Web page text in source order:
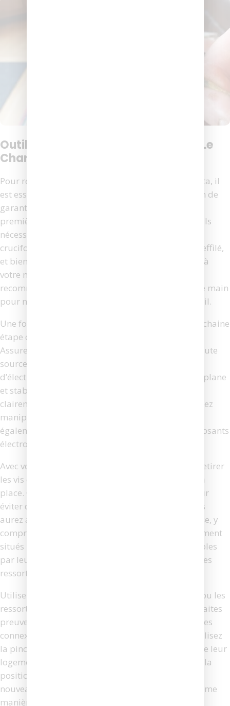
Outils Nécessaires Pour Remplacer Le
Charbon De Votre Visseuse Makita
Pour remplacer le charbon de votre visseuse Makita, il
est essentiel de disposer des outils appropriés afin de
garantir une intervention efficace et sécurisée. La
première étape consiste à rassembler tous les outils
nécessaires. Vous aurez besoin d’un tournevis
cruciforme, d’un tournevis plat, d’une pince à bec effilé,
et bien sûr, des charbons de rechange spécifiques à
votre modèle de visseuse Makita. Il est également
recommandé d’avoir un chiffon propre à portée de main
pour nettoyer les composants internes de l’appareil.
Une fois que vous avez réuni tous les outils, la prochaine
étape consiste à préparer votre espace de travail.
Assurez-vous que la visseuse est débranchée de toute
source d’alimentation pour éviter tout risque
d’électrocution. Placez la visseuse sur une surface plane
et stable, de préférence bien éclairée, afin de voir
clairement les différentes pièces et vis que vous allez
manipuler. Utiliser un tapis antistatique peut
également être bénéfique pour protéger les composants
électroniques de l’appareil.
Avec votre tournevis cruciforme, commencez par retirer
les vis qui maintiennent le boîtier de la visseuse en
place. Conservez les vis dans un petit récipient pour
éviter de les perdre. Une fois le boîtier ouvert, vous
aurez accès aux composants internes de la visseuse, y
compris les charbons. Les charbons sont généralement
situés près du moteur et sont facilement identifiables
par leur forme rectangulaire et leur connexion à des
ressorts ou des fils.
Utilisez le tournevis plat pour déconnecter les fils ou les
ressorts qui maintiennent les charbons en place. Faites
preuve de délicatesse pour éviter d’endommager les
connexions. Une fois les charbons déconnectés, utilisez
la pince à bec effilé pour les retirer délicatement de leur
logement. Il est important de noter l’orientation et la
position des charbons avant de les retirer, car les
nouveaux charbons devront être installés de la même
manière.